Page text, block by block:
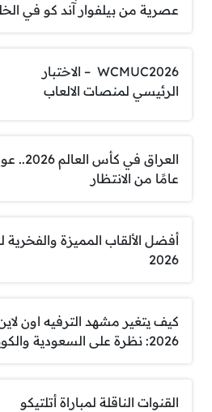
عصرية من بيلفوار آند كو في
WCMUC2026 – الاختبار
الرئيسي لمنصات الالعاب
عامًا من الانتظار
أفضل الألقاب المميزة والفخرية
2026
كيف يتغير مشهد الترفيه اون
2026: نظرة على السعودية والكويت والإمارات
القنوات الناقلة لمباراة أتلتيكو